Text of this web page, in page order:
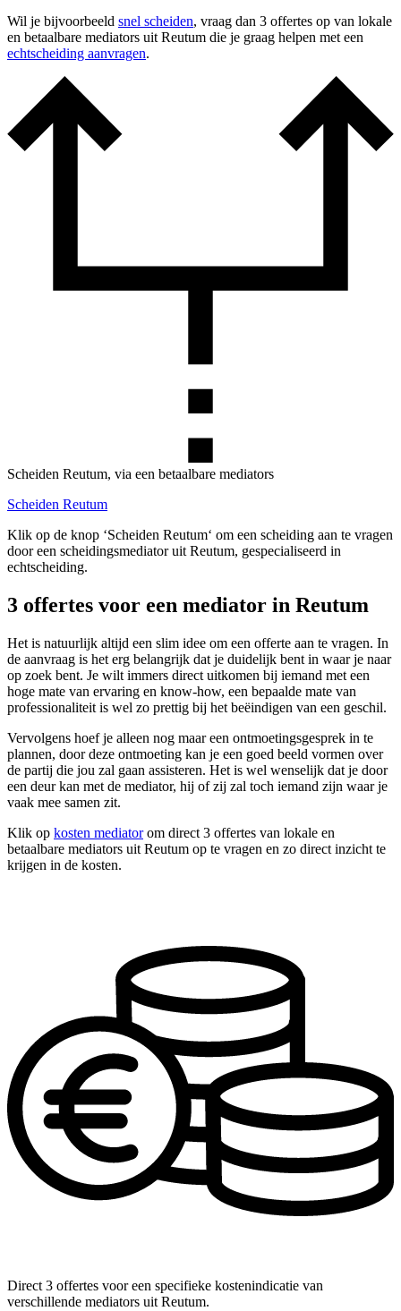
Wil je bijvoorbeeld snel scheiden, vraag dan 3 offertes op van lokale
en betaalbare mediators uit Reutum die je graag helpen met een
echtscheiding aanvragen.
Scheiden Reutum, via een betaalbare mediators
Scheiden Reutum
Klik op de knop ‘Scheiden Reutum‘ om een scheiding aan te vragen
door een scheidingsmediator uit Reutum, gespecialiseerd in
echtscheiding.
3 offertes voor een mediator in Reutum
Het is natuurlijk altijd een slim idee om een offerte aan te vragen. In
de aanvraag is het erg belangrijk dat je duidelijk bent in waar je naar
op zoek bent. Je wilt immers direct uitkomen bij iemand met een
hoge mate van ervaring en know-how, een bepaalde mate van
professionaliteit is wel zo prettig bij het beëindigen van een geschil.
Vervolgens hoef je alleen nog maar een ontmoetingsgesprek in te
plannen, door deze ontmoeting kan je een goed beeld vormen over
de partij die jou zal gaan assisteren. Het is wel wenselijk dat je door
een deur kan met de mediator, hij of zij zal toch iemand zijn waar je
vaak mee samen zit.
Klik op kosten mediatorom direct 3 offertes van lokale en
betaalbare mediators uit Reutum op te vragen en zo direct inzicht te
krijgen in de kosten.
Direct 3 offertes voor een specifieke kostenindicatie van
verschillende mediators uit Reutum.